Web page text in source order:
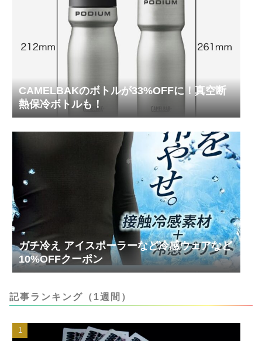
CAMELBAKのボトルが33%OFFに！真空断
熱保冷ボトルも！
ガチ冷え アイスポーラーなど冷感ウェアなど
10%OFFクーポン
記事ランキング（1週間）